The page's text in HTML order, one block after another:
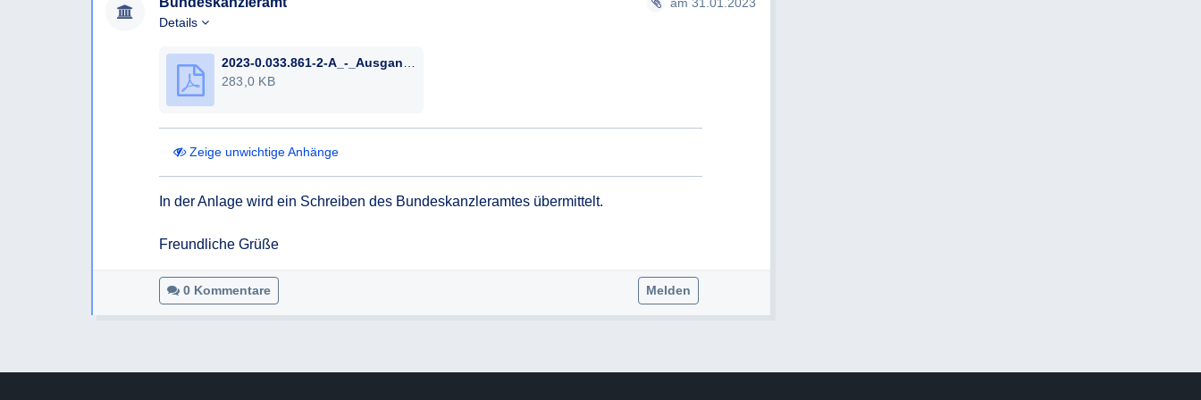
identifizierten Maßnahmen.
Details
283,0 KB
Zeige unwichtige Anhänge
In der Anlage wird ein Schreiben des Bundeskanzleramtes übermittelt.
Freundliche Grüße
0 Kommentare Melden